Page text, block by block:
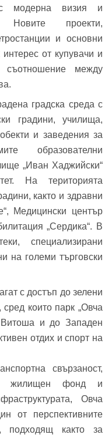
Регистрация
модерна визия и
Новите проекти,
и основни
от купувачи и
съотношение между
градска среда с
градини, училища,
и заведения за
образователни
„Иван Хаджийски“
На територията
както и здравни
Медицински център
„Сердика“. В
специализирани
на големи търговски
с достъп до зелени
които парк „Овча
Витоша и до Западен
отдих и спорт на
свързаност,
жилищен фонд и
Овча
от перспективните
както за
до нас. Ще
най-бързо.